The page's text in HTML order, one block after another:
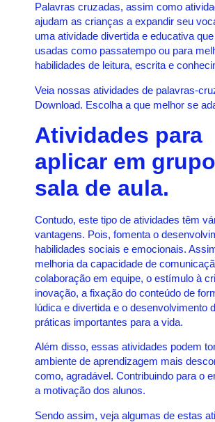
Palavras cruzadas, assim como
ajudam as crianças a expandir seu
uma atividade divertida e educativa
usadas como passatempo ou para
habilidades de leitura, escrita e
Veia nossas atividades de palavras-
Download. Escolha a que melhor se
Atividades para
aplicar em
sala de aula.
Contudo, este tipo de atividades têm
vantagens. Pois, fomenta o
habilidades sociais e emocionais.
melhoria da capacidade de
colaboração em equipe, o estímulo à
inovação, a fixação do conteúdo de
lúdica e divertida e o desenvolvimento
práticas importantes para a vida.
Além disso, essas atividades podem
ambiente de aprendizagem mais
como, agradável. Contribuindo para o
a motivação dos alunos.
Sendo assim, veja algumas de estas